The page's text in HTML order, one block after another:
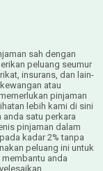
sah dengan
peluang seumur
insurans, dan lain-
atau
pinjaman
lebih kami di sini
satu perkara
pinjaman dalam
kadar 2% tanpa
peluang ini untuk
anda